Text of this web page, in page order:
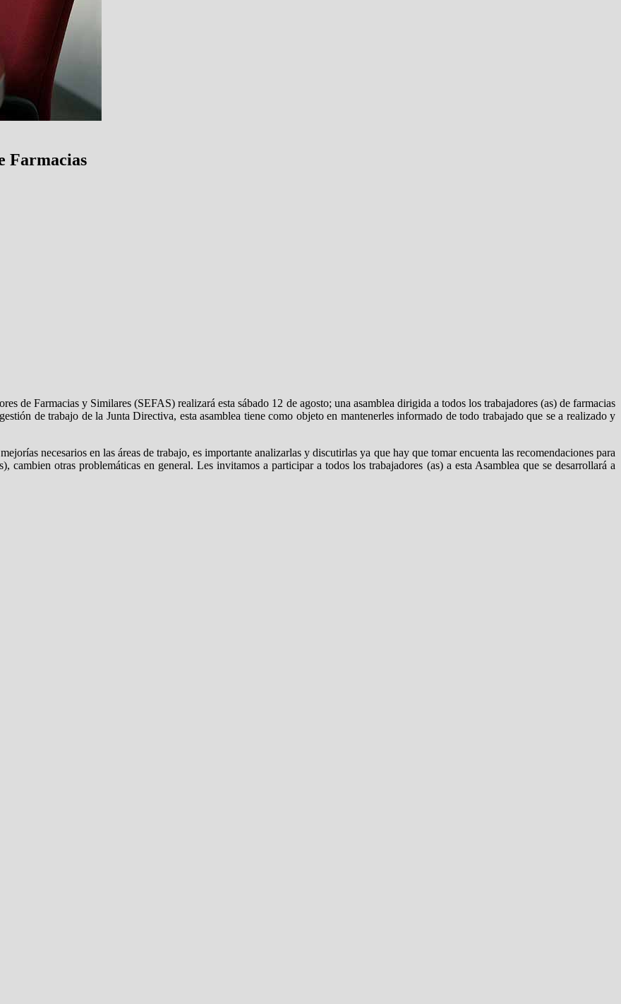
Farmacias
de Farmacias y Similares (SEFAS) realizará esta sábado 12 de agosto; una asamblea dirigida a todos los trabajadores (as) de farmacias
de trabajo de la Junta Directiva, esta asamblea tiene como objeto en mantenerles informado de todo trabajado que se a realizado y
necesarios en las áreas de trabajo, es importante analizarlas y discutirlas ya que hay que tomar encuenta las recomendaciones para
cambien otras problemáticas en general. Les invitamos a participar a todos los trabajadores (as) a esta Asamblea que se desarrollará a